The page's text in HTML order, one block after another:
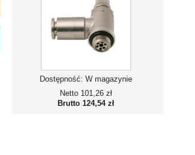
Dostępność: W magazynie
Netto 101,26 zł
Brutto 124,54 zł